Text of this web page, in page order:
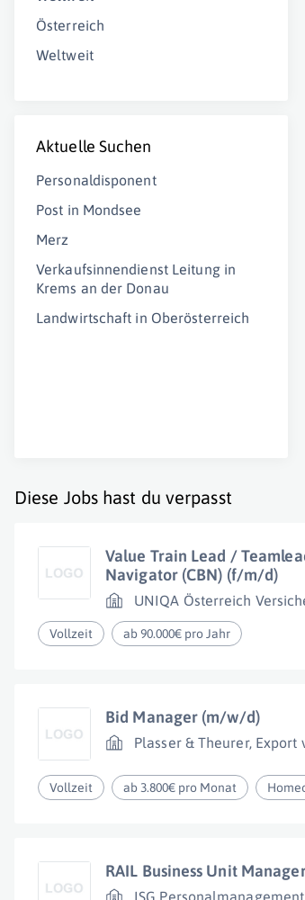
Österreich
Weltweit
Aktuelle Suchen
Personaldisponent
Post in Mondsee
Merz
Verkaufsinnendienst Leitung in
Krems an der Donau
Landwirtschaft in Oberösterreich
Diese Jobs hast du verpasst
Value Train Lead /
Navigator (CBN) (f/m/d)
UNIQA Österreich
Vollzeit ab 90.000€ pro Jahr
Bid Manager (m/w/d)
Plasser & Theurer, Export
Vollzeit ab 3.800€ pro Monat
RAIL Business Unit
ISG